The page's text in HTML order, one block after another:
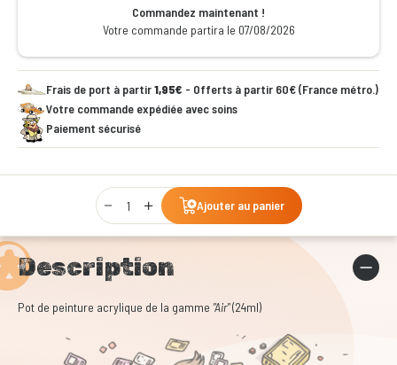
Commandez maintenant !
Votre commande partira le 07/08/2026
Frais de port à partir1,95€ - Offerts à partir 60€ (France métro.)
Votre commande expédiée avec soins
Paiement sécurisé
Qty
Ajouter au panier
Description
Pot de peinture acrylique de la gamme "Air"(24ml)